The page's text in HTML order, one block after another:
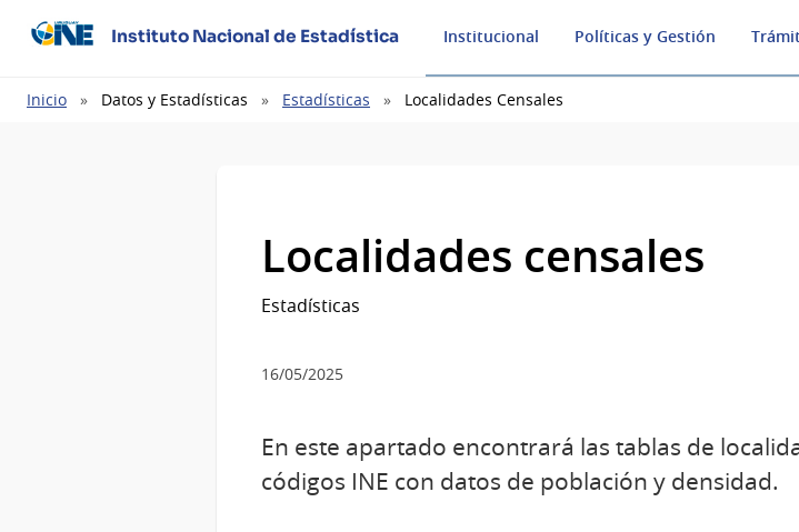
Instituto Nacional de Estadística Institucional Políticas y Gestión
Ruta
Inicio Datos y Estadísticas Estadísticas Localidades Censales
Localidades censales
Estadísticas
16/05/2025
En este apartado encontrará las tablas de
códigos INE con datos de población y densidad.